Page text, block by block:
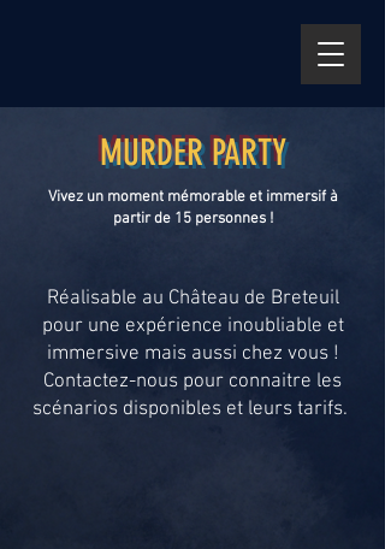
MURDER PARTY
Vivez un moment mémorable et immersif à
partir de 15 personnes !
Réalisable au Château de Breteuil
pour une expérience inoubliable et
immersive mais aussi chez vous !
Contactez-nous pour connaitre les
scénarios disponibles et leurs tarifs.